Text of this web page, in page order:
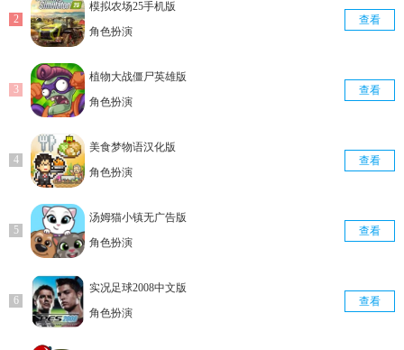
模拟农场25手机版
角色扮演
查看
植物大战僵尸英雄版
角色扮演
查看
美食梦物语汉化版
角色扮演
查看
汤姆猫小镇无广告版
角色扮演
查看
实况足球2008中文版
角色扮演
查看